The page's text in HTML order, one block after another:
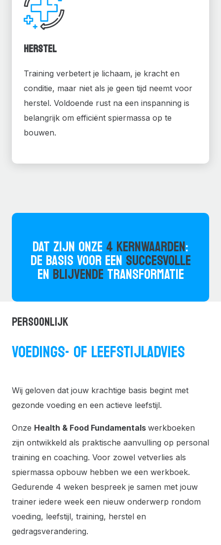
Herstel
Training verbetert je lichaam, je kracht en
conditie, maar niet als je geen tijd neemt voor
herstel. Voldoende rust na een inspanning is
belangrijk om efficiënt spiermassa op te
bouwen.
DAT ZIJN ONZE4 KERNWAARDEN:
DE BASIS VOOR EENSUCCESVOLLE
ENBLIJVENDETRANSFORMATIE
PERSOONLIJK
VOEDINGS- OF LEEFSTIJLADVIES
Wij geloven dat jouw krachtige basis begint met
gezonde voeding en een actieve leefstijl.
Onze Health & Food Fundamentals werkboeken
zijn ontwikkeld als praktische aanvulling op personal
training en coaching. Voor zowel vetverlies als
spiermassa opbouw hebben we een werkboek.
Gedurende 4 weken bespreek je samen met jouw
trainer iedere week een nieuw onderwerp rondom
voeding, leefstijl, training, herstel en
gedragsverandering.